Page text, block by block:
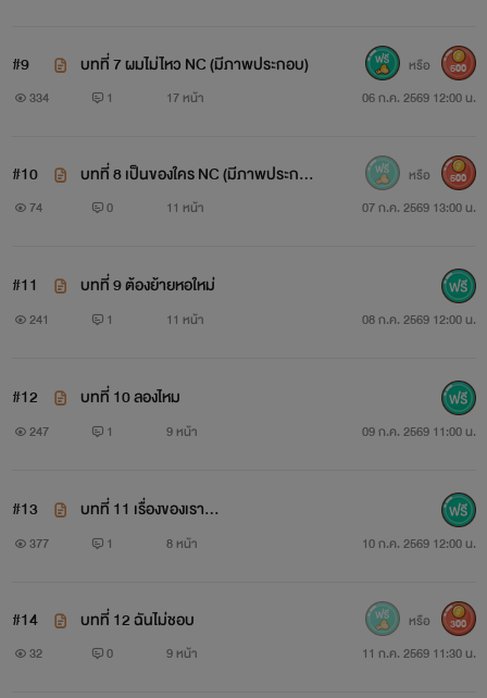
#9 บทที่ 7 ผมไม่ไหว NC (มีภาพประกอบ)
334 1 17 หน้า 06 ก.ค. 2569 12:00 น.
หรือ 500
#10
บทที่ 8 เป็นของใคร NC (มีภาพประกอ
บ)
74 0 11 หน้า 07 ก.ค. 2569 13:00 น.
หรือ 500
#11 บทที่ 9 ต้องย้ายหอใหม่
241 1 11 หน้า 08 ก.ค. 2569 12:00 น.
#12 บทที่ 10 ลองไหม
247 1 9 หน้า 09 ก.ค. 2569 11:00 น.
#13 บทที่ 11 เรื่องของเรา...
377 1 8 หน้า 10 ก.ค. 2569 12:00 น.
#14 บทที่ 12 ฉันไม่ชอบ
32 0 9 หน้า 11 ก.ค. 2569 11:30 น.
หรือ 300